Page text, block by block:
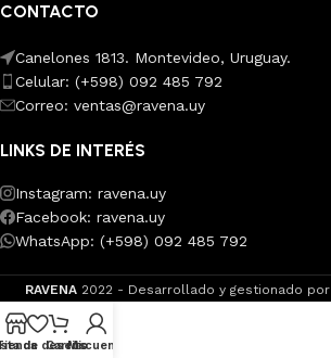
CONTACTO
Canelones 1813. Montevideo, Uruguay.
Celular: (+598) 092 485 792
Correo: ventas@ravena.uy
LINKS DE INTERÉS
Instagram: ravena.uy
Facebook: ravena.uy
WhatsApp: (+598) 092 485 792
RAVENA 2022 - Desarrollado y gestionado por
de deseos
CarritoMi cuenta